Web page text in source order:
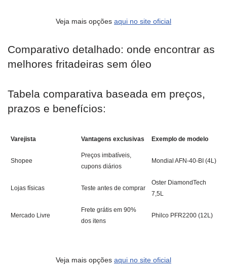
Veja mais opções aqui no site oficial
Comparativo detalhado: onde encontrar as
melhores fritadeiras sem óleo
Tabela comparativa baseada em preços,
prazos e benefícios:
Varejista Vantagens exclusivas Exemplo de modelo
Shopee
Preços imbatíveis,
cupons diários
Mondial AFN-40-BI (4L)
Lojas físicas Teste antes de comprar
Oster DiamondTech
7,5L
Mercado Livre
Frete grátis em 90%
dos itens
Philco PFR2200 (12L)
Veja mais opções aqui no site oficial